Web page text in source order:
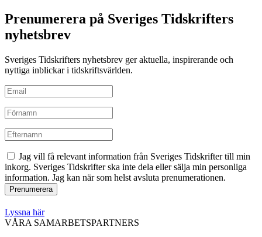
Prenumerera på Sveriges Tidskrifters
nyhetsbrev
Sveriges Tidskrifters nyhetsbrev ger aktuella, inspirerande och
nyttiga inblickar i tidskriftsvärlden.
Jag vill få relevant information från Sveriges Tidskrifter till min
inkorg. Sveriges Tidskrifter ska inte dela eller sälja min personliga
information. Jag kan när som helst avsluta prenumerationen.
Lyssna här
VÅRA SAMARBETSPARTNERS